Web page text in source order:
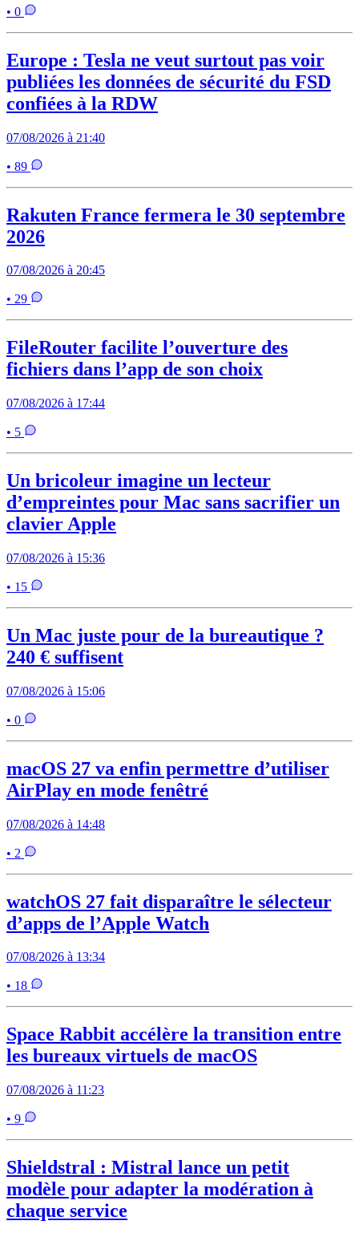
• 0
Europe : Tesla ne veut surtout pas voir
publiées les données de sécurité du FSD
confiées à la RDW
07/08/2026 à 21:40
• 89
Rakuten France fermera le 30 septembre
2026
07/08/2026 à 20:45
• 29
FileRouter facilite l’ouverture des
fichiers dans l’app de son choix
07/08/2026 à 17:44
• 5
Un bricoleur imagine un lecteur
d’empreintes pour Mac sans sacrifier un
clavier Apple
07/08/2026 à 15:36
• 15
Un Mac juste pour de la bureautique ?
240 € suffisent
07/08/2026 à 15:06
• 0
macOS 27 va enfin permettre d’utiliser
AirPlay en mode fenêtré
07/08/2026 à 14:48
• 2
watchOS 27 fait disparaître le sélecteur
d’apps de l’Apple Watch
07/08/2026 à 13:34
• 18
Space Rabbit accélère la transition entre
les bureaux virtuels de macOS
07/08/2026 à 11:23
• 9
Shieldstral : Mistral lance un petit
modèle pour adapter la modération à
chaque service